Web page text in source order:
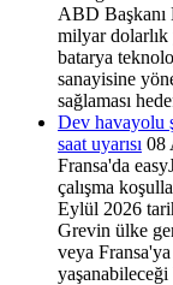
ABD Başkanı
milyar dolarlık
batarya
sanayisine
sağlaması
Dev havayolu
saat uyarısı 08
Fransa'da
çalışma
Eylül 2026
Grevin ülke
veya